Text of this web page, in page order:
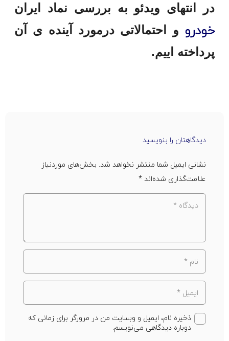
در انتهای ویدئو به بررسی نماد ایران
خودرو و احتمالاتی درمورد آینده ی آن
پرداخته اییم.
دیدگاهتان را بنویسید
نشانی ایمیل شما منتشر نخواهد شد. بخش‌های موردنیاز
علامت‌گذاری شده‌اند*
ذخیره نام، ایمیل و وبسایت من در مرورگر برای زمانی که
دوباره دیدگاهی می‌نویسم.